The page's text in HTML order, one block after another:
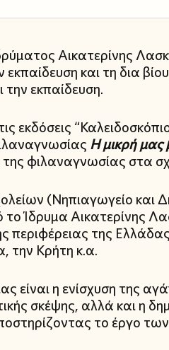
Αικατερίνης
και τη δια
εκπαίδευση.
εκδόσεις
Η μικρή μας
φιλαναγνωσίας στα
(Νηπιαγωγείο και
Ίδρυμα Αικατερίνης
περιφέρειας της
την Κρήτη κ.α.
είναι η ενίσχυση της
σκέψης, αλλά και η
το έργο